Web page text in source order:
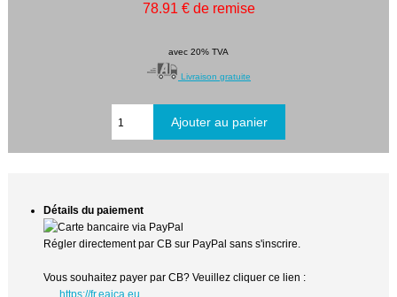
78.91 € de remise
avec 20% TVA
Livraison gratuite
Détails du paiement
Régler directement par CB sur PayPal sans s'inscrire.
Vous souhaitez payer par CB? Veuillez cliquer ce lien :
https://fr.eaica.eu